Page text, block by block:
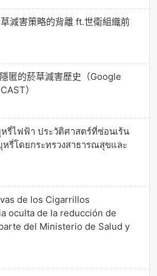
減害策略的背離 ft.世衛組織前
匿的菸草減害歷史（Google
）
รี่ไฟฟ้า ประวัติศาสตร์ที่ซ่อนเร้น
รี่โดยกระทรวงสาธารณสุขและ
de los Cigarrillos
oculta de la reducción de
del Ministerio de Salud y